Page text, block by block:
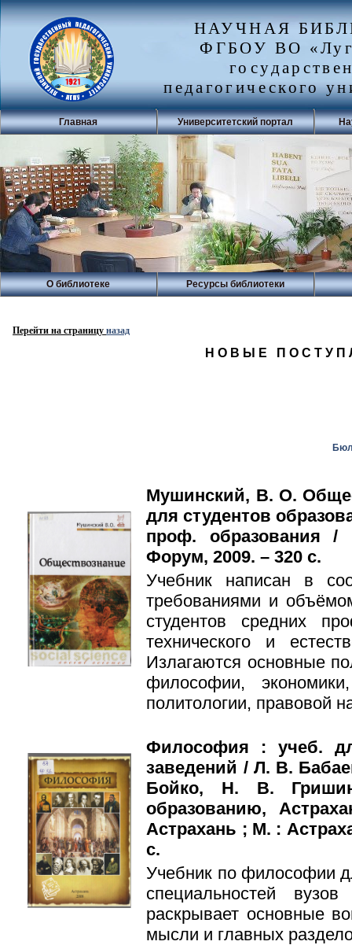
НАУЧНАЯ
ФГБОУ ВО
педагогического
Главная Университетский портал
О библиотеке Ресурсы библиотеки
Перейти на страницу назад
НОВЫЕ
Мушинский, В. О.
для студентов
проф.
Форум, 2009. – 320 с.
Учебник написан в
требованиями и
студентов средних
технического и
Излагаются основные
философии,
политологии, правовой
Философия : учеб.
заведений / Л. В.
Бойко, Н. В.
образованию,
Астрахань ; М. :
с.
Учебник по философии
специальностей
раскрывает основные
мысли и главных